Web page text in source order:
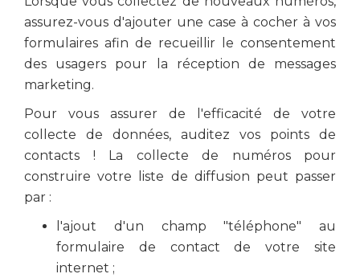
assurez-vous d'ajouter une case à cocher à vos
formulaires afin de recueillir le consentement
des usagers pour la réception de messages
marketing.
Pour vous assurer de l'efficacité de votre
collecte de données, auditez vos points de
contacts ! La collecte de numéros pour
construire votre liste de diffusion peut passer
par :
l'ajout d'un champ "téléphone" au
formulaire de contact de votre site
internet ;